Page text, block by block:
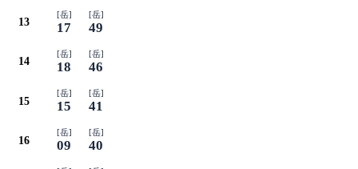
13
[岳]
17
[岳]
49
14
[岳]
18
[岳]
46
15
[岳]
15
[岳]
41
16
[岳]
09
[岳]
40